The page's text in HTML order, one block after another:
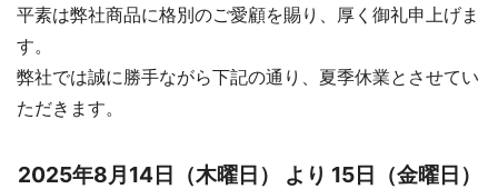
平素は弊社商品に格別のご愛顧を賜り、厚く御礼申上げま
す。
弊社では誠に勝手ながら下記の通り、夏季休業とさせてい
ただきます。
2025年8月14日（木曜日） より 15日（金曜日）